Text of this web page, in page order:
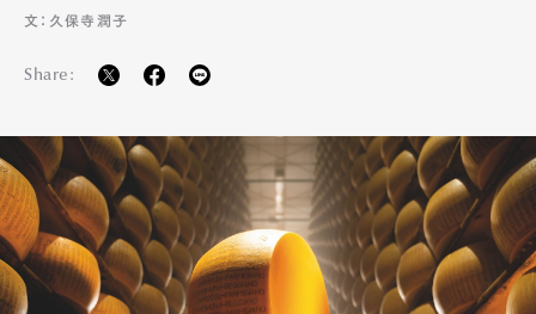
文：久保寺潤子
Share: